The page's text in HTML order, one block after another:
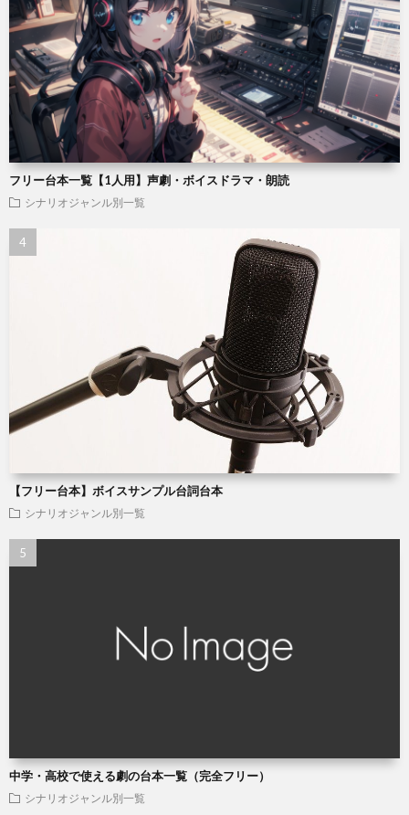
フリー台本一覧【1人用】声劇・ボイスドラマ・朗読
シナリオジャンル別一覧
【フリー台本】ボイスサンプル台詞台本
シナリオジャンル別一覧
中学・高校で使える劇の台本一覧（完全フリー）
シナリオジャンル別一覧